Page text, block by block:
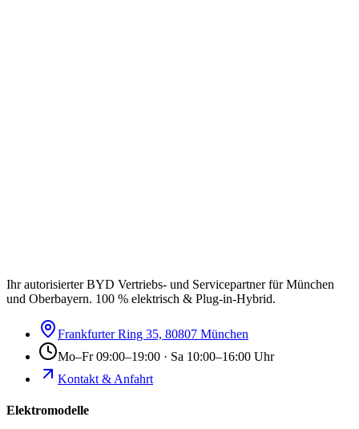
Ihr autorisierter BYD Vertriebs- und Servicepartner für München
und Oberbayern. 100 % elektrisch & Plug-in-Hybrid.
Frankfurter Ring 35, 80807 München
Mo–Fr 09:00–19:00 · Sa 10:00–16:00 Uhr
Kontakt & Anfahrt
Elektromodelle